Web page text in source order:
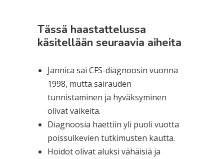
Tässä haastattelussa
käsitellään seuraavia aiheita
Jannica sai CFS-diagnoosin vuonna
1998, mutta sairauden
tunnistaminen ja hyväksyminen
olivat vaikeita.
Diagnoosia haettiin yli puoli vuotta
poissulkevien tutkimusten kautta.
Hoidot olivat aluksi vähäisiä ja